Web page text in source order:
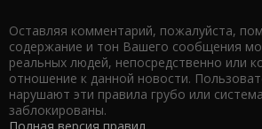
Оставляя комментарий, пожалуйста,
содержание и тон Вашего сообщения
реальных людей, непосредственно или
отношение к данной новости.
нарушают эти правила грубо или
заблокированы.